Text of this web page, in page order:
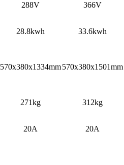
288V 366V
28.8kwh 33.6kwh
570x380x1334mm570x380x1501mm
271kg 312kg
20A 20A